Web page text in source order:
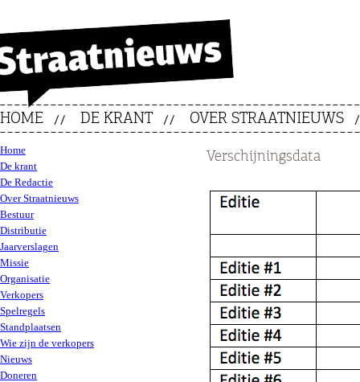
HOME DE KRANT OVER STRAATNIEUWS
Home
De krant
De Redactie
Over Straatnieuws
Bestuur
Distributie
Jaarverslagen
Missie
Organisatie
Verkopers
Spelregels
Standplaatsen
Wie zijn de verkopers
Nieuws
Doneren
Verschijningsdata